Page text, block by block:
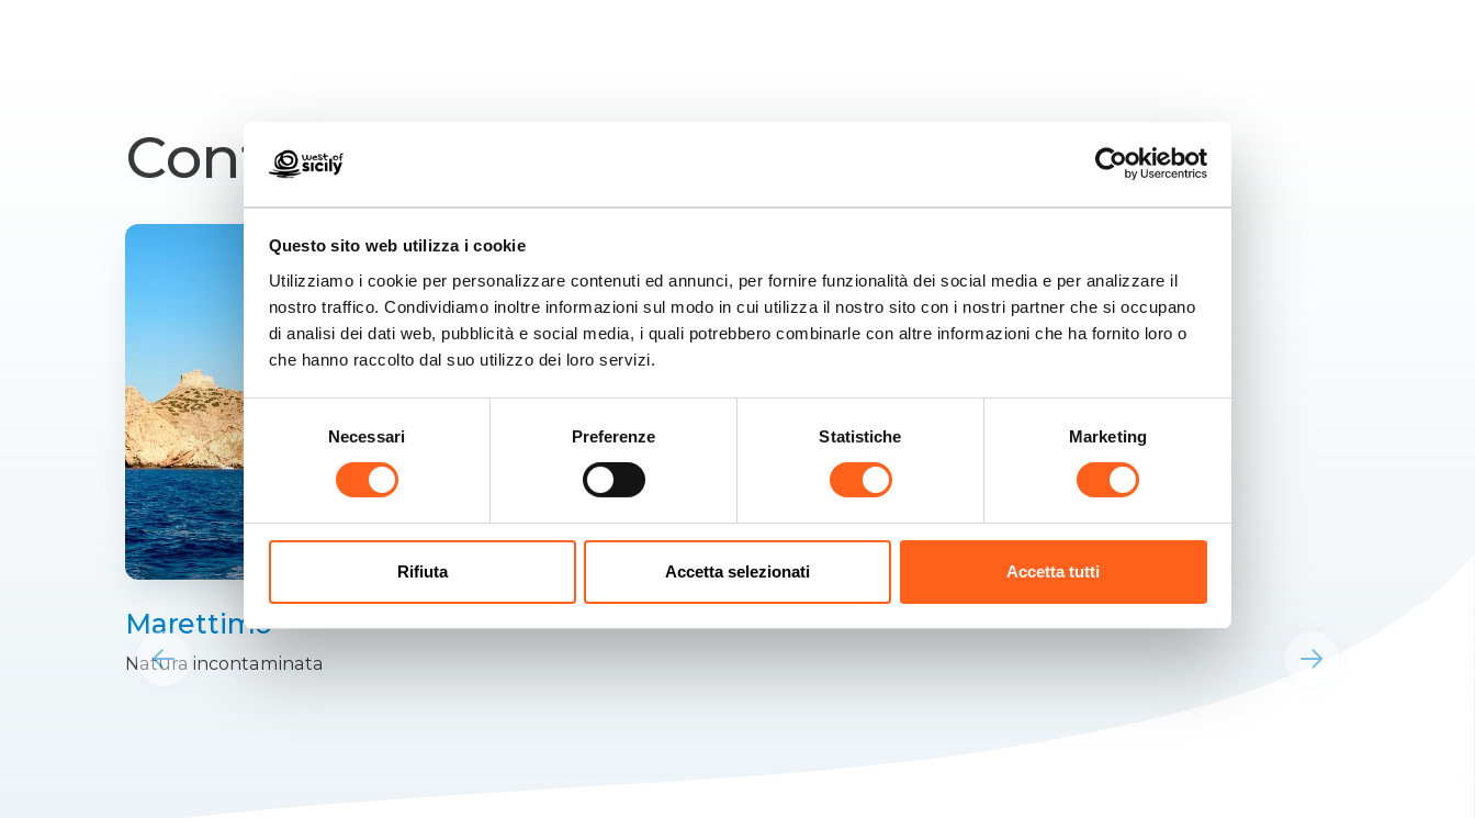
Questo sito web utilizza i cookie
Utilizziamo i cookie per personalizzare contenuti ed annunci, per fornire funzionalità dei social media e per analizzare il
nostro traffico. Condividiamo inoltre informazioni sul modo in cui utilizza il nostro sito con i nostri partner che si occupano
di analisi dei dati web, pubblicità e social media, i quali potrebbero combinarle con altre informazioni che ha fornito loro o
che hanno raccolto dal suo utilizzo dei loro servizi.
Selezione
del
consenso
Necessari Preferenze Statistiche Marketing
Rifiuta Accetta selezionati Accetta tutti
Contenuti correlati
Marettimo
Natura incontaminata